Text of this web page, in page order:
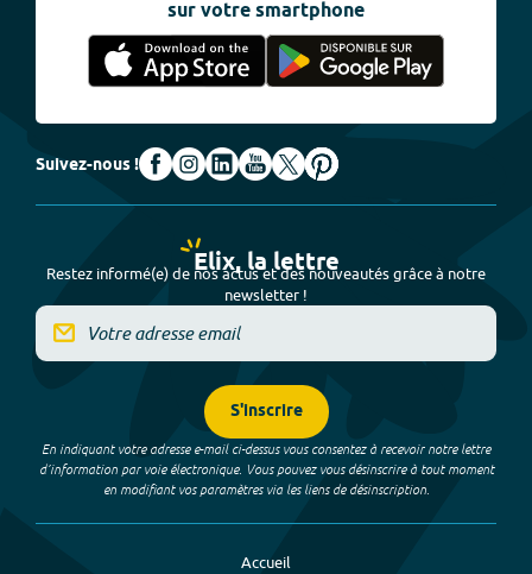
sur votre smartphone
Suivez-nous !
Elix, la lettre
Restez informé(e) de nos actus et des nouveautés grâce à notre
newsletter !
S'inscrire
En indiquant votre adresse e-mail ci-dessus vous consentez à recevoir notre lettre
d’information par voie électronique. Vous pouvez vous désinscrire à tout moment
en modifiant vos paramètres via les liens de désinscription.
Accueil